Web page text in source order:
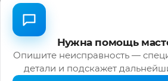
Нужна помощь
Опишите неисправность —
детали и подскажет